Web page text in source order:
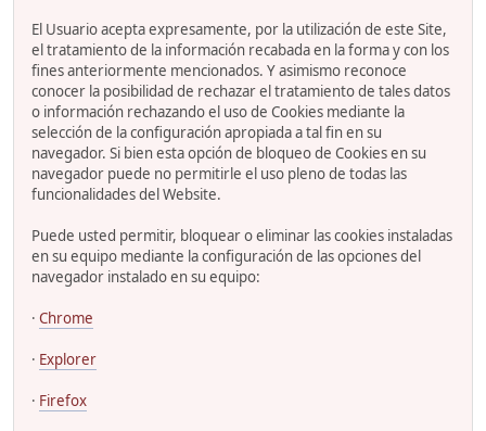
El Usuario acepta expresamente, por la utilización de este Site,
el tratamiento de la información recabada en la forma y con los
fines anteriormente mencionados. Y asimismo reconoce
conocer la posibilidad de rechazar el tratamiento de tales datos
o información rechazando el uso de Cookies mediante la
selección de la configuración apropiada a tal fin en su
navegador. Si bien esta opción de bloqueo de Cookies en su
navegador puede no permitirle el uso pleno de todas las
funcionalidades del Website.
Puede usted permitir, bloquear o eliminar las cookies instaladas
en su equipo mediante la configuración de las opciones del
navegador instalado en su equipo:
· Chrome
· Explorer
· Firefox